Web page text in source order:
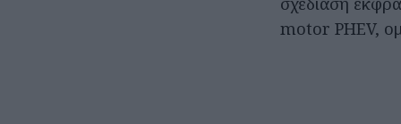
motor PHEV,